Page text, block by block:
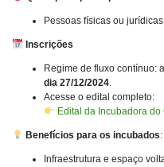
Pessoas físicas ou
Inscrições
Regime de fluxo contínuo:
dia 27/12/2024.
Acesse o edital completo:
Edital da Incubadora
Benefícios para os incubados:
Infraestrutura e espaço